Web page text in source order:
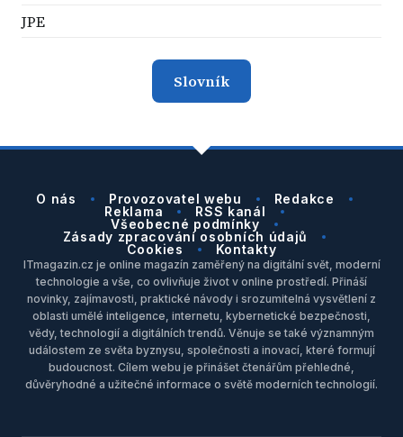
JPE
Slovník
O nás Provozovatel webu
Redakce
Reklama
RSS kanál
Všeobecné podmínky
Zásady zpracování osobních údajů
Cookies
Kontakty
ITmagazin.cz je online magazín zaměřený na digitální svět, moderní
technologie a vše, co ovlivňuje život v online prostředí. Přináší
novinky, zajímavosti, praktické návody i srozumitelná vysvětlení z
oblasti umělé inteligence, internetu, kybernetické bezpečnosti,
vědy, technologií a digitálních trendů. Věnuje se také významným
událostem ze světa byznysu, společnosti a inovací, které formují
budoucnost. Cílem webu je přinášet čtenářům přehledné,
důvěryhodné a užitečné informace o světě moderních technologií.